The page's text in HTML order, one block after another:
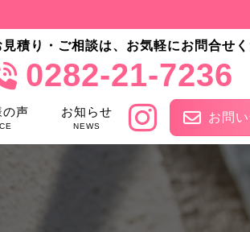
見積り・ご相談は、お気軽にお問合せく
0282-21-7236
の声 お知らせ
NEWS
お問